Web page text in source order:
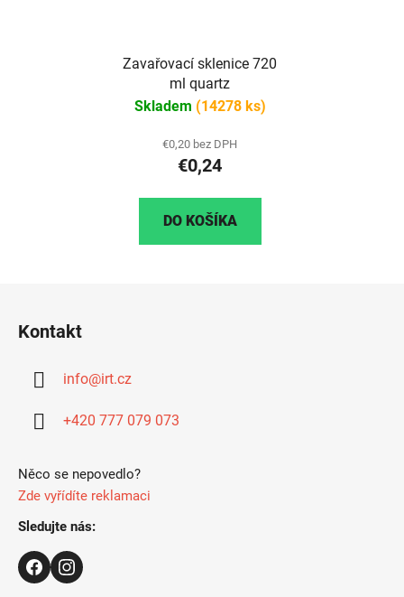
Zavařovací sklenice 720
ml quartz
Skladem (14278 ks)
€0,20 bez DPH
€0,24
DO KOŠÍKA
Kontakt
info@irt.cz
+420 777 079 073
Něco se nepovedlo?
Zde vyřídíte reklamaci
Sledujte nás: